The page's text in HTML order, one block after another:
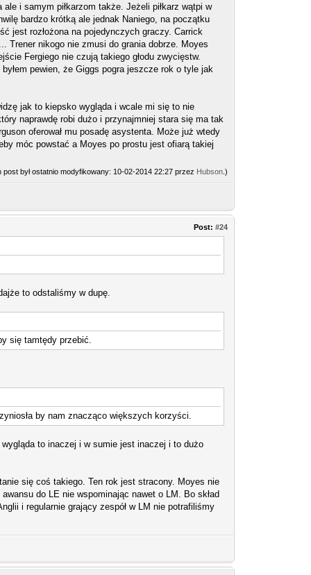
i samym piłkarzom także. Jeżeli piłkarz wątpi w
bardzo krótką ale jednak Naniego, na początku
jest rozłożona na pojedynczych graczy. Carrick
Trener nikogo nie zmusi do grania dobrze. Moyes
Fergiego nie czują takiego głodu zwycięstw.
pewien, że Giggs pogra jeszcze rok o tyle jak
jak to kiepsko wygląda i wcale mi się to nie
naprawdę robi dużo i przynajmniej stara się ma tak
oferował mu posadę asystenta. Może już wtedy
móc powstać a Moyes po prostu jest ofiarą takiej
post był ostatnio modyfikowany: 10-02-2014 22:27 przez Hubson .)
Post:#24
to odstaliśmy w dupę.
się tamtędy przebić.
by nam znacząco większych korzyści.
to inaczej i w sumie jest inaczej i to dużo
się coś takiego. Ten rok jest stracony. Moyes nie
do LE nie wspominając nawet o LM. Bo skład
i regularnie grający zespół w LM nie potrafiliśmy